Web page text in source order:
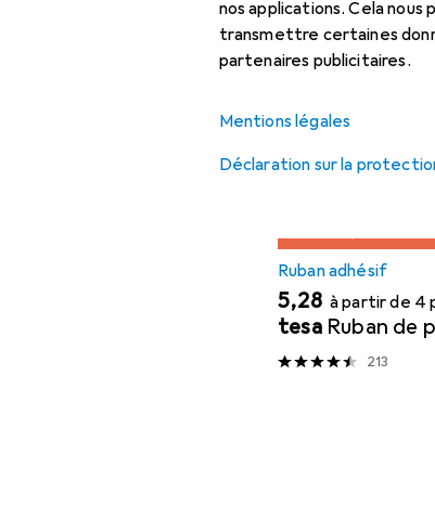
nos applications. Cela
transmettre certaines
partenaires publicitaires.
Mentions légales
Déclaration sur la
Populaire
Liste des produits
Ruban adhésif
EUR
5,28 à partir de 4
tesa Ruban de
213